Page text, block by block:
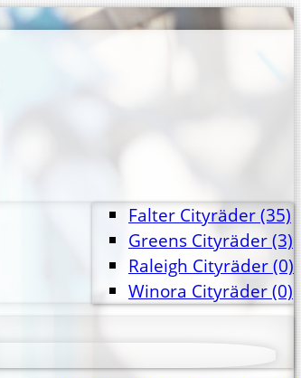
Falter Cityräder(35)
Greens Cityräder(3)
Raleigh Cityräder(0)
Winora Cityräder(0)